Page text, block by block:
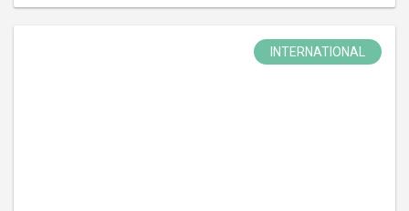
INTERNATIONAL